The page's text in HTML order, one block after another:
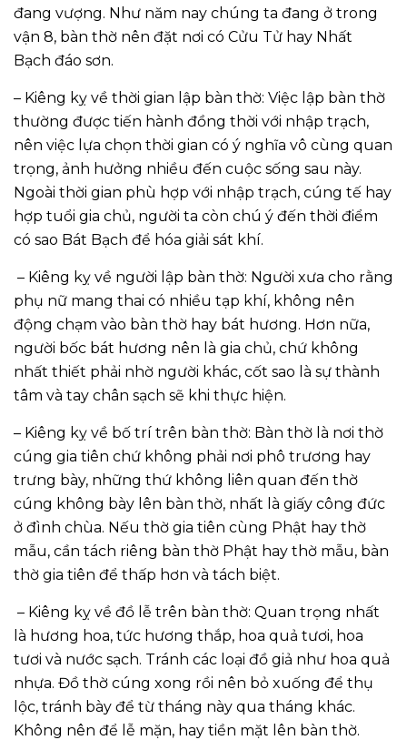
đang vượng. Như năm nay chúng ta đang ở trong
vận 8, bàn thờ nên đặt nơi có Cửu Tử hay Nhất
Bạch đáo sơn.
– Kiêng kỵ về thời gian lập bàn thờ: Việc lập bàn thờ
thường được tiến hành đồng thời với nhập trạch,
nên việc lựa chọn thời gian có ý nghĩa vô cùng quan
trọng, ảnh hưởng nhiều đến cuộc sống sau này.
Ngoài thời gian phù hợp với nhập trạch, cúng tế hay
hợp tuổi gia chủ, người ta còn chú ý đến thời điểm
có sao Bát Bạch để hóa giải sát khí.
– Kiêng kỵ về người lập bàn thờ: Người xưa cho rằng
phụ nữ mang thai có nhiều tạp khí, không nên
động chạm vào bàn thờ hay bát hương. Hơn nữa,
người bốc bát hương nên là gia chủ, chứ không
nhất thiết phải nhờ người khác, cốt sao là sự thành
tâm và tay chân sạch sẽ khi thực hiện.
– Kiêng kỵ về bố trí trên bàn thờ: Bàn thờ là nơi thờ
cúng gia tiên chứ không phải nơi phô trương hay
trưng bày, những thứ không liên quan đến thờ
cúng không bày lên bàn thờ, nhất là giấy công đức
ở đình chùa. Nếu thờ gia tiên cùng Phật hay thờ
mẫu, cần tách riêng bàn thờ Phật hay thờ mẫu, bàn
thờ gia tiên để thấp hơn và tách biệt.
– Kiêng kỵ về đồ lễ trên bàn thờ: Quan trọng nhất
là hương hoa, tức hương thắp, hoa quả tươi, hoa
tươi và nước sạch. Tránh các loại đồ giả như hoa quả
nhựa. Đồ thờ cúng xong rồi nên bỏ xuống để thụ
lộc, tránh bày để từ tháng này qua tháng khác.
Không nên để lễ mặn, hay tiền mặt lên bàn thờ.